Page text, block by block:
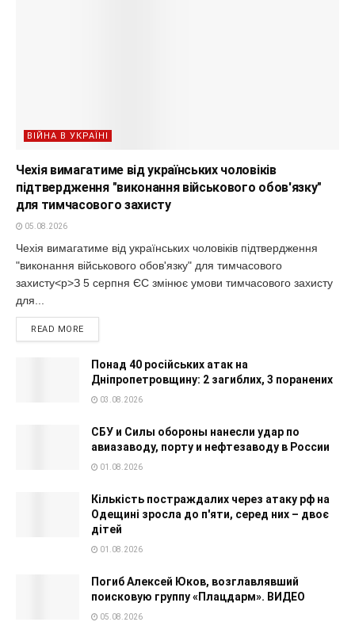
ВІЙНА В УКРАЇНІ
Чехія вимагатиме від українських чоловіків
підтвердження "виконання військового обов'язку"
для тимчасового захисту
05.08.2026
Чехія вимагатиме від українських чоловіків підтвердження
"виконання військового обов'язку" для тимчасового
захисту<p>З 5 серпня ЄС змінює умови тимчасового захисту
для...
READ MORE
Понад 40 російських атак на
Дніпропетровщину: 2 загиблих, 3 поранених
03.08.2026
СБУ и Силы обороны нанесли удар по
авиазаводу, порту и нефтезаводу в России
01.08.2026
Кількість постраждалих через атаку рф на
Одещині зросла до п'яти, серед них – двоє
дітей
01.08.2026
Погиб Алексей Юков, возглавлявший
поисковую группу «Плацдарм». ВИДЕО
05.08.2026